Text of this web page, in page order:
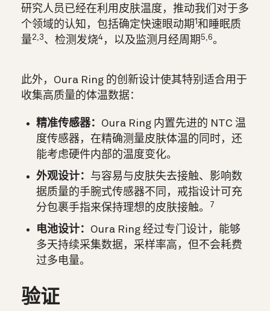
研究人员已经在利用皮肤温度，推动我们对于多
个领域的认知，包括确定快速眼动期1和睡眠质
量2,3、检测发烧4 ，以及监测月经周期5,6。
此外，Oura Ring 的创新设计使其特别适合用于
收集高质量的体温数据：
精准传感器： Oura Ring 内置先进的 NTC 温
度传感器，在精确测量皮肤体温的同时，还
能考虑硬件内部的温度变化。
外观设计： 与容易与皮肤失去接触、影响数
据质量的手腕式传感器不同，戒指设计可充
分包裹手指来保持理想的皮肤接触。
7
电池设计： Oura Ring 经过专门设计，能够
多天持续采集数据，采样率高，但不会耗费
过多电量。
验证